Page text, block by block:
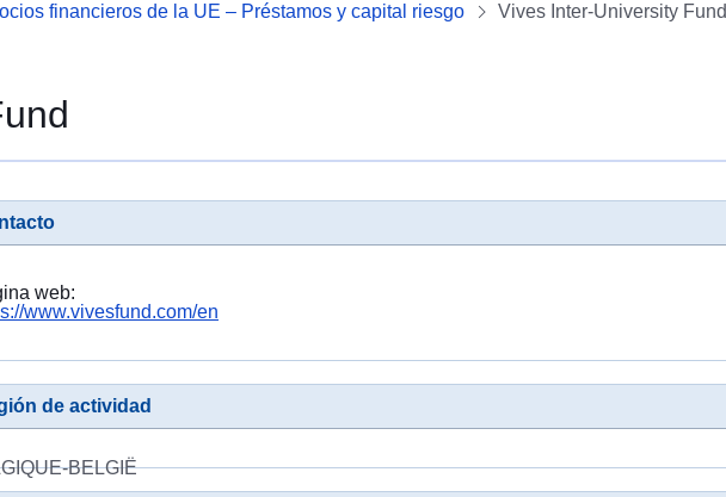
financieros de la UE – Préstamos y capital riesgo Vives Inter-University Fund
web:
www.vivesfund.com/en
de actividad
BELGIË